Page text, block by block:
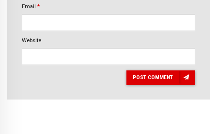
Email *
Website
POST COMMENT